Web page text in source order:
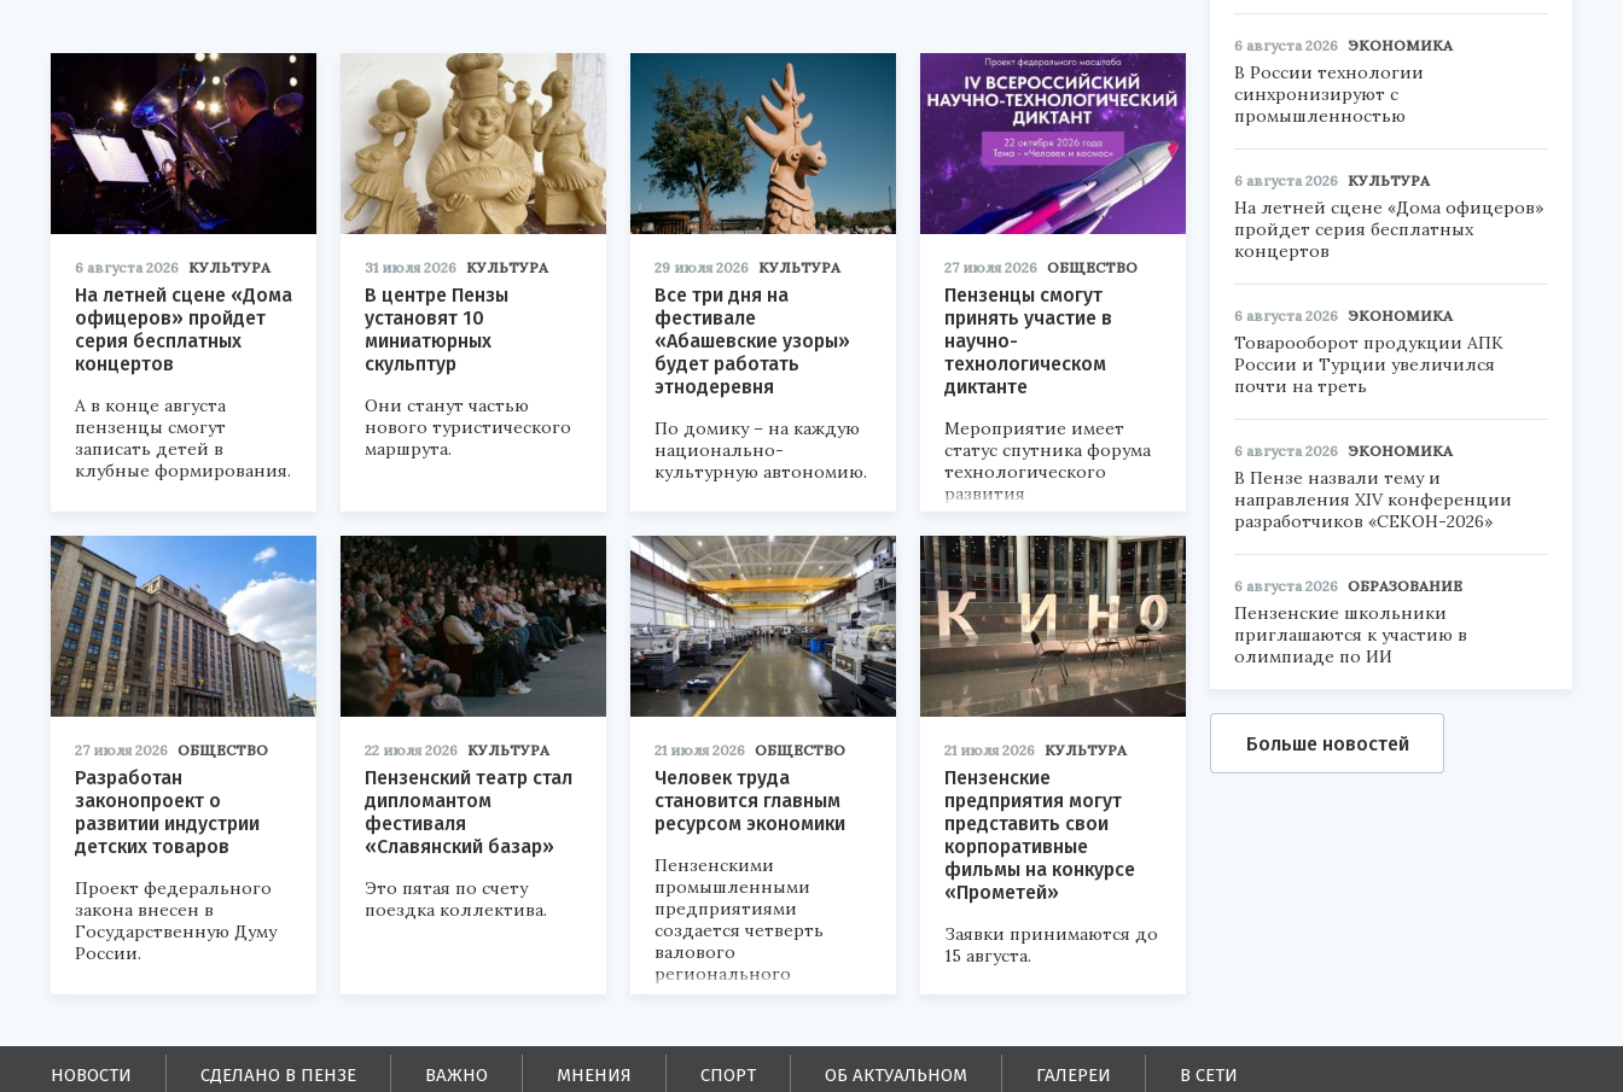
6 августа 2026 КУЛЬТУРА
На летней сцене «Дома
офицеров» пройдет
серия бесплатных
концертов
А в конце августа
пензенцы смогут
записать детей в
клубные формирования.
31 июля 2026 КУЛЬТУРА
В центре Пензы
установят 10
миниатюрных
скульптур
Они станут частью
нового туристического
маршрута.
29 июля 2026 КУЛЬТУРА
Все три дня на
фестивале
«Абашевские узоры»
будет работать
этнодеревня
По домику – на каждую
национально-
культурную автономию.
27 июля 2026 ОБЩЕСТВО
Пензенцы смогут
принять участие в
научно-
технологическом
диктанте
Мероприятие имеет
статус спутника форума
технологического
развития
«Технопром-2026».
27 июля 2026 ОБЩЕСТВО
Разработан
законопроект о
развитии индустрии
детских товаров
Проект федерального
закона внесен в
Государственную Думу
России.
22 июля 2026 КУЛЬТУРА
Пензенский театр стал
дипломантом
фестиваля
«Славянский базар»
Это пятая по счету
поездка коллектива.
21 июля 2026 ОБЩЕСТВО
Человек труда
становится главным
ресурсом экономики
Пензенскими
промышленными
предприятиями
создается четверть
валового
регионального
продукта и
поступлений в
бюджеты всех уровней.
21 июля 2026 КУЛЬТУРА
Пензенские
предприятия могут
представить свои
корпоративные
фильмы на конкурсе
«Прометей»
Заявки принимаются до
15 августа.
6 августа 2026 ЭКОНОМИКА
В России технологии
синхронизируют с
промышленностью
6 августа 2026 КУЛЬТУРА
На летней сцене «Дома офицеров»
пройдет серия бесплатных
концертов
6 августа 2026 ЭКОНОМИКА
Товарооборот продукции АПК
России и Турции увеличился
почти на треть
6 августа 2026 ЭКОНОМИКА
В Пензе назвали тему и
направления XIV конференции
разработчиков «СЕКОН-2026»
6 августа 2026 ОБРАЗОВАНИЕ
Пензенские школьники
приглашаются к участию в
олимпиаде по ИИ
Больше новостей
НОВОСТИ СДЕЛАНО В ПЕНЗЕ ВАЖНО МНЕНИЯ СПОРТ ОБ АКТУАЛЬНОМ ГАЛЕРЕИ В СЕТИ